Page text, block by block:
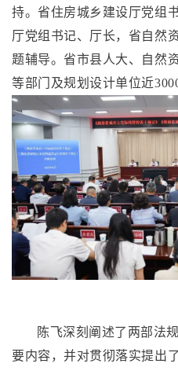
持。省住房城乡建设厅党组
厅党组书记、厅长，省自然
题辅导。省市县人大、自然
等部门及规划设计单位近
陈飞深刻阐述了两部法
要内容，并对贯彻落实提出